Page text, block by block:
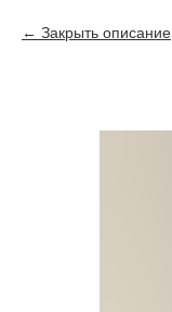
Закрыть описание